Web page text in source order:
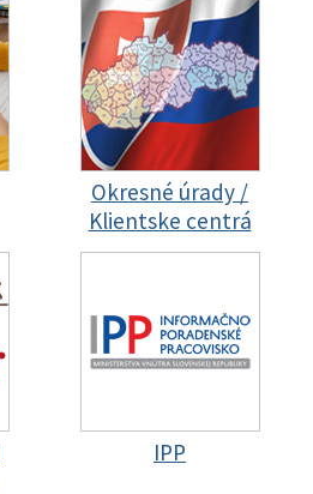
Okresné úrady /
Klientske centrá
IPP